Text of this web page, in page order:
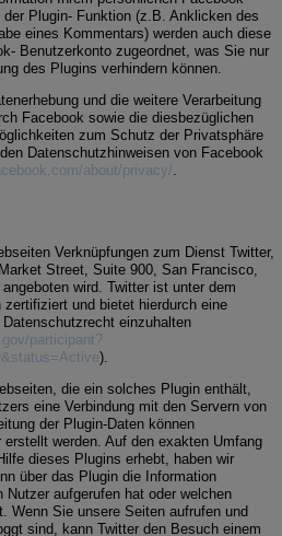
Plugin- Funktion (z.B. Anklicken des
eines Kommentars) werden auch diese
Benutzerkonto zugeordnet, was Sie nur
des Plugins verhindern können.
und die weitere Verarbeitung
Facebook sowie die diesbezüglichen
zum Schutz der Privatsphäre
Datenschutzhinweisen von Facebook
about/privacy/
Verknüpfungen zum Dienst Twitter,
Street, Suite 900, San Francisco,
angeboten wird. Twitter ist unter dem
und bietet hierdurch eine
einzuhalten
participant?
).
die ein solches Plugin enthält,
eine Verbindung mit den Servern von
der Plugin-Daten können
erstellt werden. Auf den exakten Umfang
dieses Plugins erhebt, haben wir
über das Plugin die Information
Nutzer aufgerufen hat oder welchen
Wenn Sie unsere Seiten aufrufen und
sind, kann Twitter den Besuch einem